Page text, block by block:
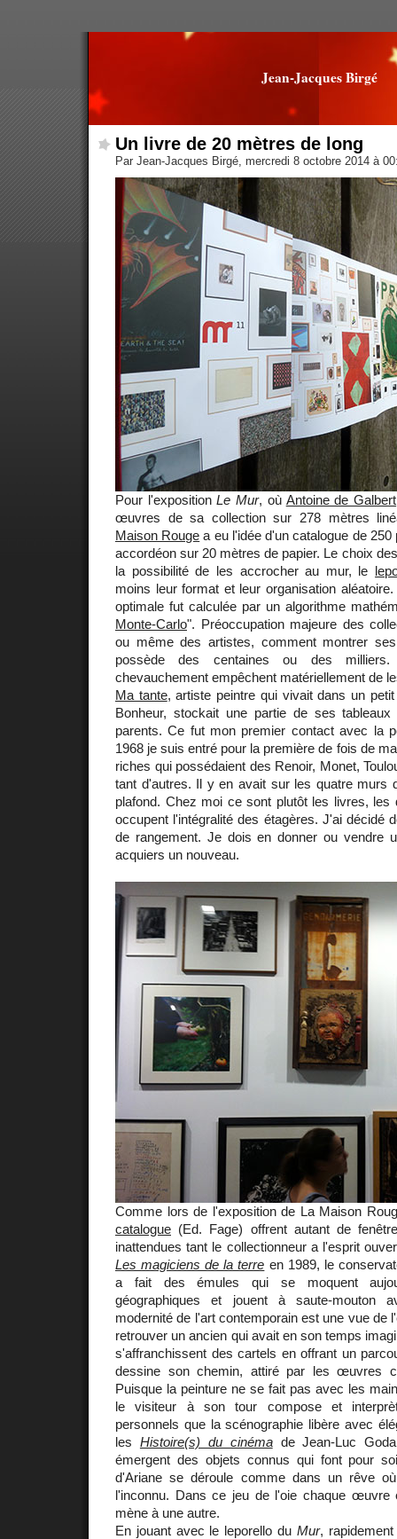
Jean-Jacques Birgé
Un livre de 20 mètres de long
Par Jean-Jacques Birgé, mercredi 8 octobre 2014 à
Pour l'expositionLe Mur, où Antoine de Galbert
œuvres de sa collection sur 278 mètres
Maison Rouge a eu l'idée d'un catalogue de
accordéon sur 20 mètres de papier. Le choix
la possibilité de les accrocher au mur, le
moins leur format et leur organisation
optimale fut calculée par un algorithme
Monte-Carlo". Préoccupation majeure des
ou même des artistes, comment montrer
possède des centaines ou des
chevauchement empêchent matériellement de
Ma tante, artiste peintre qui vivait dans un
Bonheur, stockait une partie de ses
parents. Ce fut mon premier contact avec la
1968 je suis entré pour la première de fois de
riches qui possédaient des Renoir, Monet,
tant d'autres. Il y en avait sur les quatre murs
plafond. Chez moi ce sont plutôt les livres,
occupent l'intégralité des étagères. J'ai décidé
de rangement. Je dois en donner ou vendre
acquiers un nouveau.
Comme lors de l'exposition de La Maison
catalogue (Ed. Fage) offrent autant de
inattendues tant le collectionneur a l'esprit
Les magiciens de la terre en 1989, le
a fait des émules qui se moquent
géographiques et jouent à saute-mouton
modernité de l'art contemporain est une vue de
retrouver un ancien qui avait en son temps
s'affranchissent des cartels en offrant un
dessine son chemin, attiré par les œuvres
Puisque la peinture ne se fait pas avec les
le visiteur à son tour compose et
personnels que la scénographie libère avec
les Histoire(s) du cinémade Jean-Luc
émergent des objets connus qui font pour
d'Ariane se déroule comme dans un rêve
l'inconnu. Dans ce jeu de l'oie chaque œuvre
mène à une autre.
En jouant avec le leporello du Mur,